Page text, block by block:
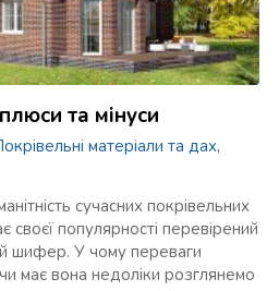
та мінуси
матеріали та дах,
сучасних покрівельних
своєї популярності перевірений
шифер. У чому переваги
має вона недоліки розглянемо